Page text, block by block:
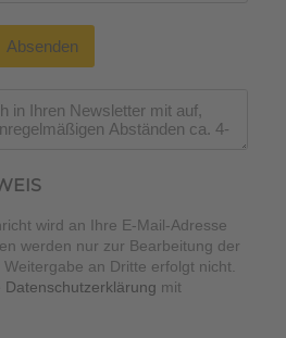
Absenden
*
wird an Ihre E-Mail-Adresse
werden nur zur Bearbeitung der
an Dritte erfolgt nicht.
Datenschutzerklärung mit